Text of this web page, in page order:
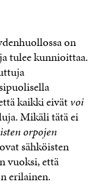
on
tulee kunnioittaa.
kaikki eivätvoi
Mikäli tätä ei
orpojen
sähköisten
vuoksi, että
erilainen.